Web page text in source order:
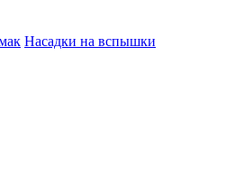
Насадки на вспышки